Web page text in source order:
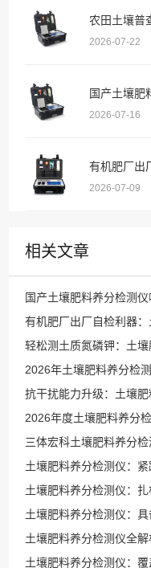
2026-07-22
2026-07-16
2026-07-09
相关文章
有机肥厂出厂自检利器
轻松测土质氮磷钾：土
2026年土壤肥料养分检
土壤肥料养分检测仪：